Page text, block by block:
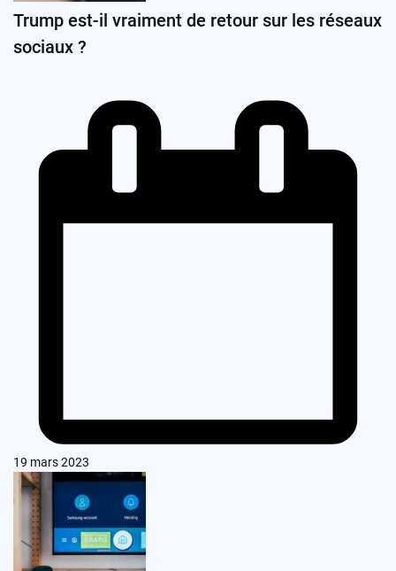
Trump est-il vraiment de retour sur les réseaux
sociaux ?
19 mars 2023